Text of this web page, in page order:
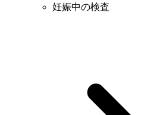
妊娠中の検査